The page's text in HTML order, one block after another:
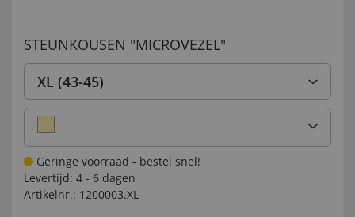
STEUNKOUSEN "MICROVEZEL"
XL (43-45)
Geringe voorraad - bestel snel!
Levertijd: 4 - 6 dagen
Artikelnr.: 1200003.XL